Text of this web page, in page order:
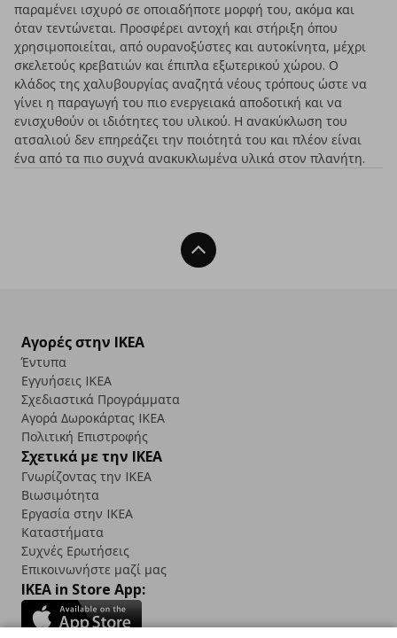
παραμένει ισχυρό σε οποιαδήποτε μορφή του, ακόμα και
όταν τεντώνεται. Προσφέρει αντοχή και στήριξη όπου
χρησιμοποιείται, από ουρανοξύστες και αυτοκίνητα, μέχρι
σκελετούς κρεβατιών και έπιπλα εξωτερικού χώρου. Ο
κλάδος της χαλυβουργίας αναζητά νέους τρόπους ώστε να
γίνει η παραγωγή του πιο ενεργειακά αποδοτική και να
ενισχυθούν οι ιδιότητες του υλικού. Η ανακύκλωση του
ατσαλιού δεν επηρεάζει την ποιότητά του και πλέον είναι
ένα από τα πιο συχνά ανακυκλωμένα υλικά στον πλανήτη.
Back To Top
Αγορές στην IKEA
Έντυπα
Εγγυήσεις IKEA
Σχεδιαστικά Προγράμματα
Αγορά Δωρoκάρτας IKEA
Πολιτική Επιστροφής
Σχετικά με την IKEA
Γνωρίζοντας την IKEA
Βιωσιμότητα
Εργασία στην IKEA
Καταστήματα
Συχνές Ερωτήσεις
Επικοινωνήστε μαζί μας
IKEA in Store App: